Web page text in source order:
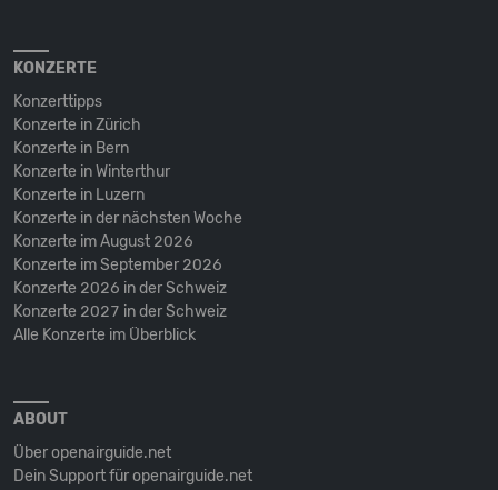
KONZERTE
Konzerttipps
Konzerte in Zürich
Konzerte in Bern
Konzerte in Winterthur
Konzerte in Luzern
Konzerte in der nächsten Woche
Konzerte im August 2026
Konzerte im September 2026
Konzerte 2026 in der Schweiz
Konzerte 2027 in der Schweiz
Alle Konzerte im Überblick
ABOUT
Über openairguide.net
Dein Support für openairguide.net